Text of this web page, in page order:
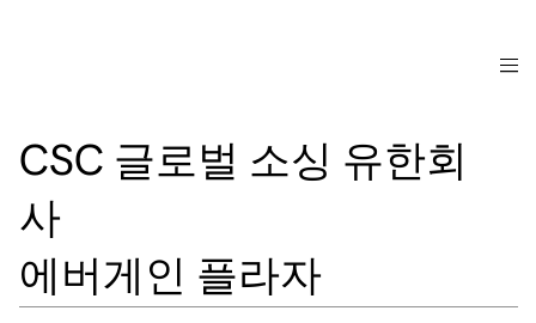
CSC 글로벌 소싱 유한회
사
에버게인 플라자